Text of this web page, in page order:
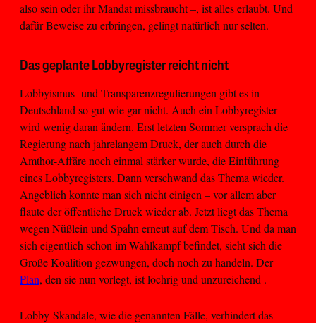
also sein oder ihr Mandat missbraucht –, ist alles erlaubt. Und
dafür Beweise zu erbringen, gelingt natürlich nur selten.
Das geplante Lobbyregister reicht nicht
Lobbyismus- und Transparenzregulierungen gibt es in
Deutschland so gut wie gar nicht. Auch ein Lobbyregister
wird wenig daran ändern. Erst letzten Sommer versprach die
Regierung nach jahrelangem Druck, der auch durch die
Amthor-Affäre noch einmal stärker wurde, die Einführung
eines Lobbyregisters. Dann verschwand das Thema wieder.
Angeblich konnte man sich nicht einigen – vor allem aber
flaute der öffentliche Druck wieder ab. Jetzt liegt das Thema
wegen Nüßlein und Spahn erneut auf dem Tisch. Und da man
sich eigentlich schon im Wahlkampf befindet, sieht sich die
Große Koalition gezwungen, doch noch zu handeln. Der
Plan, den sie nun vorlegt, ist löchrig und unzureichend .
Lobby-Skandale, wie die genannten Fälle, verhindert das